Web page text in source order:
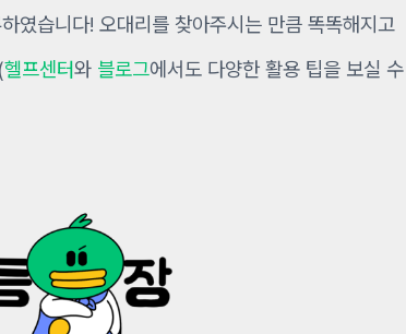
였습니다! 오대리를 찾아주시는 만큼 똑똑해지고
(헬프센터와 블로그에서도 다양한 활용 팁을 보실 수